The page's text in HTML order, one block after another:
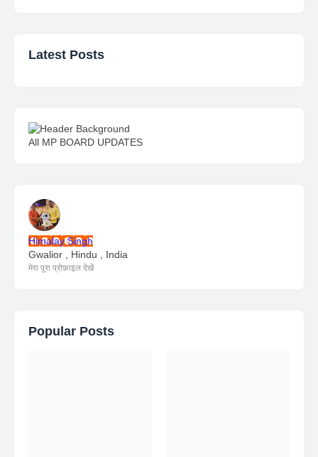
Latest Posts
All MP BOARD UPDATES
Himalay Singh
Gwalior , Hindu , India
मेरा पूरा प्रोफ़ाइल देखें
Popular Posts